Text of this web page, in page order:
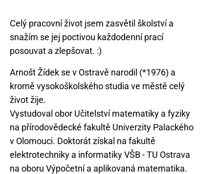
Celý pracovní život jsem zasvětil školství a
snažím se jej poctivou každodenní prací
Arnošt Žídek se v Ostravě narodil (*1976) a
kromě vysokoškolského studia ve městě celý
život žije.
Vystudoval obor Učitelství matematiky a fyziky
na přírodovědecké fakultě Univerzity Palackého
v Olomouci. Doktorát získal na fakultě
elektrotechniky a informatiky VŠB - TU Ostrava
na oboru Výpočetní a aplikovaná matematika.